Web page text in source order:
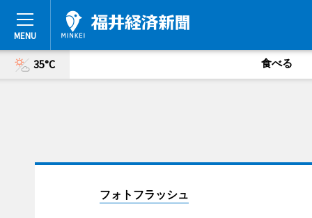
35°C 食べる
フォトフラッシュ